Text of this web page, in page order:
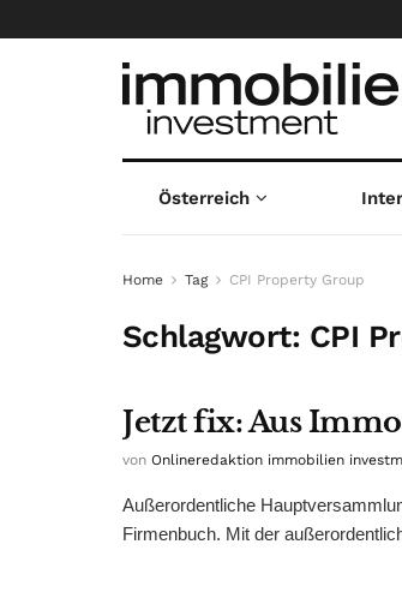
Österreich
Home Tag CPI Property Group
Schlagwort: CPI
Jetzt fix: Aus
von Onlineredaktion immobilien
Außerordentliche
Firmenbuch. Mit der